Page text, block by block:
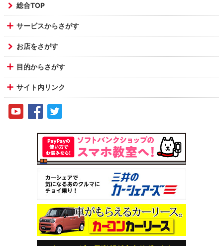
総合TOP
サービスからさがす
お店をさがす
目的からさがす
サイト内リンク